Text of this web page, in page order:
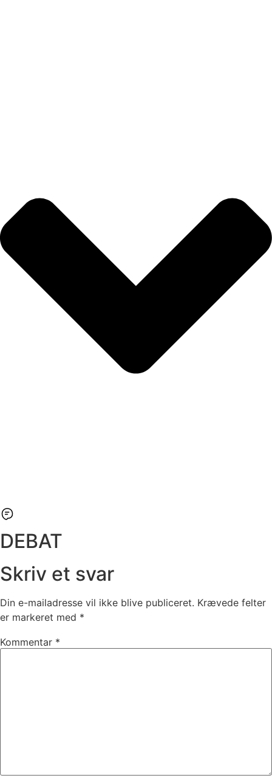
DEBAT
Skriv et svar
Din e-mailadresse vil ikke blive publiceret. Krævede felter
er markeret med *
Kommentar *